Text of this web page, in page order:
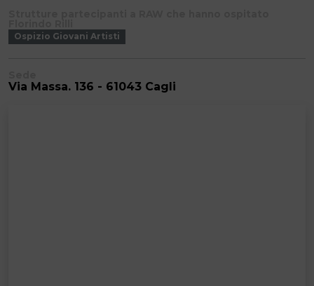
Ospizio Giovani Artisti
Via Massa. 136 - 61043 Cagli